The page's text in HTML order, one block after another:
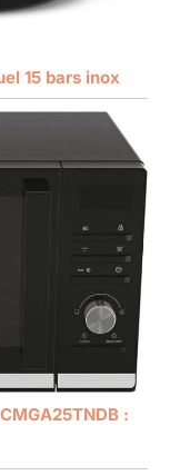
15 bars inox
: